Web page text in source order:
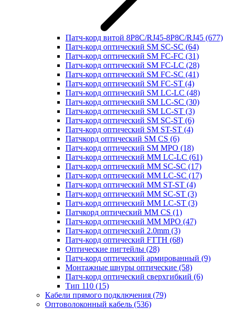
Патч-корд витой 8P8C/RJ45-8P8C/RJ45 (677)
Патч-корд оптический SM SC-SC (64)
Патч-корд оптический SM FC-FC (31)
Патч-корд оптический SM FC-LC (28)
Патч-корд оптический SM FC-SC (41)
Патч-корд оптический SM FC-ST (4)
Патч-корд оптический SM LC-LC (48)
Патч-корд оптический SM LC-SC (30)
Патч-корд оптический SM LC-ST (3)
Патч-корд оптический SM SC-ST (6)
Патч-корд оптический SM ST-ST (4)
Патчкорд оптический SM CS (6)
Патч-корд оптический SM MPO (18)
Патч-корд оптический MM LC-LC (61)
Патч-корд оптический MM SC-SC (17)
Патч-корд оптический MM LC-SC (17)
Патч-корд оптический MM ST-ST (4)
Патч-корд оптический MM SC-ST (3)
Патч-корд оптический MM LC-ST (3)
Патчкорд оптический MM CS (1)
Патч-корд оптический MM MPO (47)
Патч-корд оптический 2.0mm (3)
Патч-корд оптический FTTH (68)
Оптические пигтейлы (28)
Патч-корд оптический армированный (9)
Монтажные шнуры оптические (58)
Патч-корд оптический сверхгибкий (6)
Тип 110 (15)
Кабели прямого подключения (79)
Оптоволоконный кабель (536)